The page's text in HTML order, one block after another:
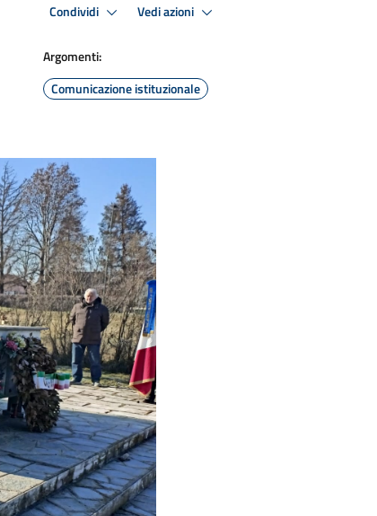
Condividi Vedi azioni
Argomenti:
Comunicazione istituzionale